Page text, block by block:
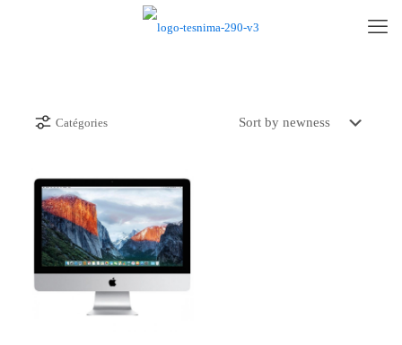
Catégories